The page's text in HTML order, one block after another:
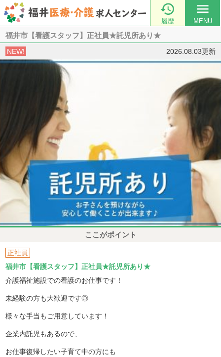

履歴
menu
MENU
福井市【看護スタッフ】正社員★託児所あり★
NEW! 2026.08.03更新
ここがポイント
正社員
福井市【看護スタッフ】正社員★託児所あり★
介護福祉施設での看護のお仕事です！
未経験の方も大歓迎です◎
様々な手当もご用意しています！
企業内託児もあるので、
お仕事復帰したい子育て中の方にも